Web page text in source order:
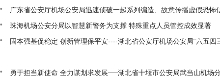
广东省公安厅机场公安局迅速侦破一起系列编造、故意传播虚假恐怖
珠海机场公安分局以智慧新警务为支撑 特殊重点人员管控成效显著
固本强基促稳定 创新管理保平安----湖北省公安厅机场公安局“六五四
勇于担当新使命 全力谋划求发展──湖北省十堰市公安局武当山机场
盲
式